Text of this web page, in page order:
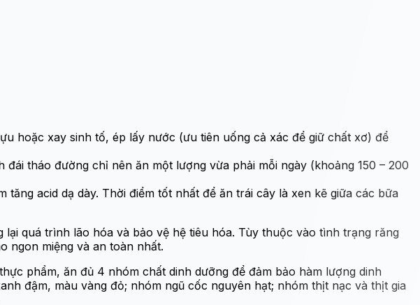
hoặc xay sinh tố, ép lấy nước (ưu tiên uống cả xác để giữ chất xơ) để
tháo đường chỉ nên ăn một lượng vừa phải mỗi ngày (khoảng 150 – 200
acid dạ dày. Thời điểm tốt nhất để ăn trái cây là xen kẽ giữa các bữa
quá trình lão hóa và bảo vệ hệ tiêu hóa. Tùy thuộc vào tình trạng răng
ngon miệng và an toàn nhất.
phẩm, ăn đủ 4 nhóm chất dinh dưỡng để đảm bảo hàm lượng dinh
đậm, màu vàng đỏ; nhóm ngũ cốc nguyên hạt; nhóm thịt nạc và thịt gia